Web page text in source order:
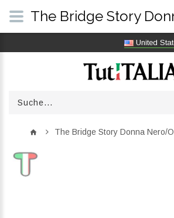
United
The Bridge Story Donna Nero/